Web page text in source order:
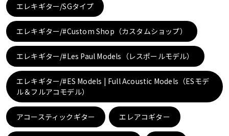
アンプ
DJ機器 DTM
DTM オンライン納品 レコーディング機器
配信/ライブ機器 楽器アクセサリ
エレキギター/SGタイプ
エレキギター/#Custom Shop（カスタムショップ）
エレキギター/#Les Paul Models（レスポールモデル）
エレキギター/#ES Models | Full Acoustic Models（ESモデ
ル＆フルアコモデル）
アコースティックギター エレアコギター